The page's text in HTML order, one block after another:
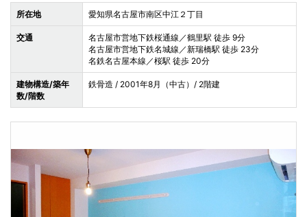
所在地 愛知県名古屋市南区中江２丁目
交通
名古屋市営地下鉄桜通線／鶴里駅 徒歩 9分
名古屋市営地下鉄名城線／新瑞橋駅 徒歩 23分
名鉄名古屋本線／桜駅 徒歩 20分
建物構造/築年
数/階数
鉄骨造 / 2001年8月（中古）/ 2階建